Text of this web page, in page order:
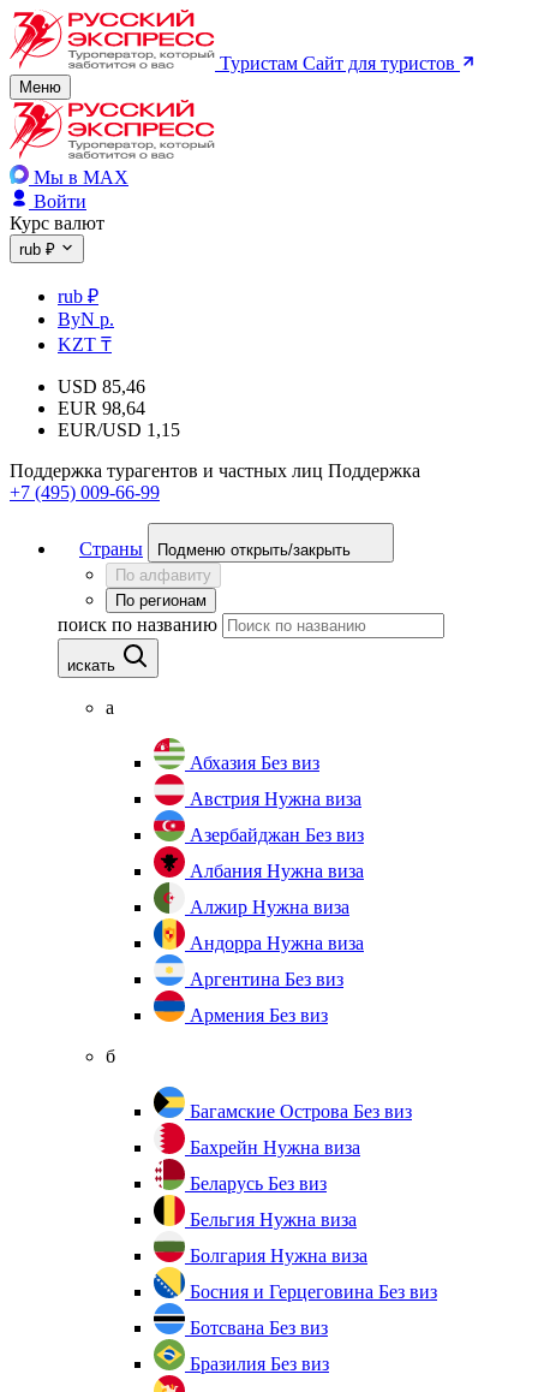
Туристам Сайт для туристов
Меню
Мы в MAX
Войти
Курс валют
rub ₽
rub ₽
ByN р.
KZT ₸
USD 85,46
EUR 98,64
EUR/USD 1,15
Поддержка турагентов и частных лиц Поддержка
+7 (495) 009-66-99
Страны
Подменю открыть/закрыть
По алфавиту
По регионам
поиск по названию
искать
а
Абхазия Без виз
Австрия Нужна виза
Азербайджан Без виз
Албания Нужна виза
Алжир Нужна виза
Андорра Нужна виза
Аргентина Без виз
Армения Без виз
б
Багамские Острова Без виз
Бахрейн Нужна виза
Беларусь Без виз
Бельгия Нужна виза
Болгария Нужна виза
Босния и Герцеговина Без виз
Ботсвана Без виз
Бразилия Без виз